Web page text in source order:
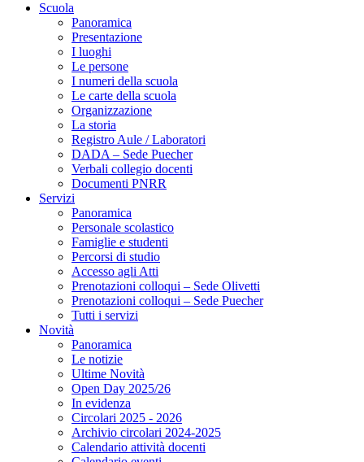
Scuola
Panoramica
Presentazione
I luoghi
Le persone
I numeri della scuola
Le carte della scuola
Organizzazione
La storia
Registro Aule / Laboratori
DADA – Sede Puecher
Verbali collegio docenti
Documenti PNRR
Servizi
Panoramica
Personale scolastico
Famiglie e studenti
Percorsi di studio
Accesso agli Atti
Prenotazioni colloqui – Sede Olivetti
Prenotazioni colloqui – Sede Puecher
Tutti i servizi
Novità
Panoramica
Le notizie
Ultime Novità
Open Day 2025/26
In evidenza
Circolari 2025 - 2026
Archivio circolari 2024-2025
Calendario attività docenti